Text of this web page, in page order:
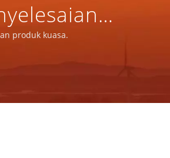
Magnet
produk kuasa.